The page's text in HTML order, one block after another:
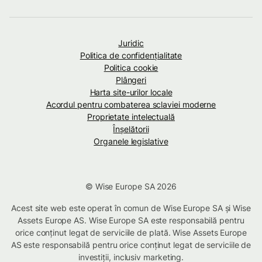
Juridic
Politica de confidenţialitate
Politica cookie
Plângeri
Harta site-urilor locale
Acordul pentru combaterea sclaviei moderne
Proprietate intelectuală
Înșelătorii
Organele legislative
© Wise Europe SA 2026
Acest site web este operat în comun de Wise Europe SA și Wise
Assets Europe AS. Wise Europe SA este responsabilă pentru
orice conținut legat de serviciile de plată. Wise Assets Europe
AS este responsabilă pentru orice conținut legat de serviciile de
investiții, inclusiv marketing.